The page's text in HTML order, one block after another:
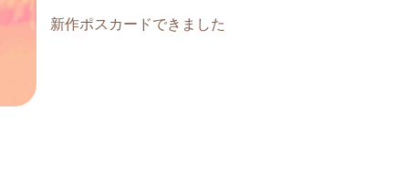
新作ポスカードできました